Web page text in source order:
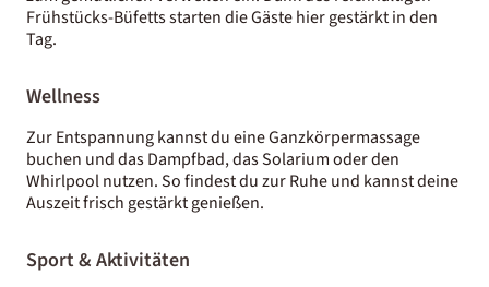
Frühstücks-Büfetts starten die Gäste hier gestärkt in den
Tag.
Wellness
Zur Entspannung kannst du eine Ganzkörpermassage
buchen und das Dampfbad, das Solarium oder den
Whirlpool nutzen. So findest du zur Ruhe und kannst deine
Auszeit frisch gestärkt genießen.
Sport & Aktivitäten